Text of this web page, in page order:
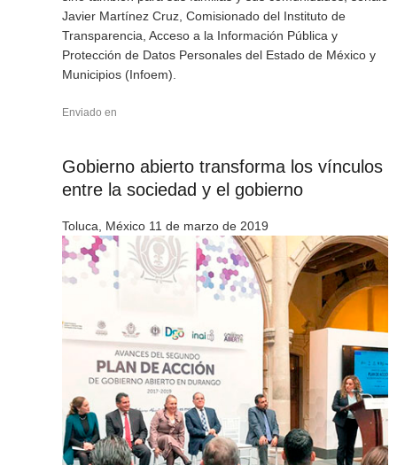
Javier Martínez Cruz, Comisionado del Instituto de
Transparencia, Acceso a la Información Pública y
Protección de Datos Personales del Estado de México y
Municipios (Infoem).
Enviado en
Gobierno abierto transforma los vínculos
entre la sociedad y el gobierno
Toluca, México 11 de marzo de 2019